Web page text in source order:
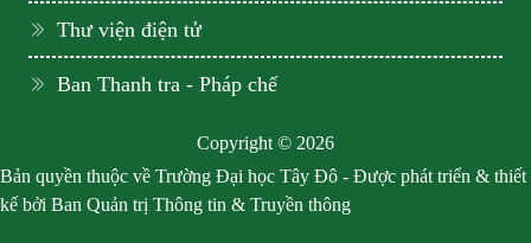
Thư viện điện tử
Ban Thanh tra - Pháp chế
Copyright © 2026
Bản quyền thuộc về Trường Đại học Tây Đô - Được phát triển & thiết
kế bởi Ban Quản trị Thông tin & Truyền thông